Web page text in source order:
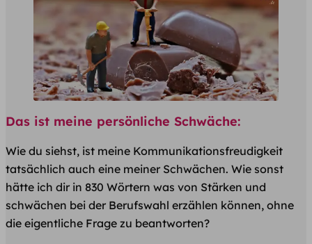
Das ist meine persönliche Schwäche:
Wie du siehst, ist meine Kommunikationsfreudigkeit
tatsächlich auch eine meiner Schwächen. Wie sonst
hätte ich dir in 830 Wörtern was von Stärken und
schwächen bei der Berufswahl erzählen können, ohne
die eigentliche Frage zu beantworten?